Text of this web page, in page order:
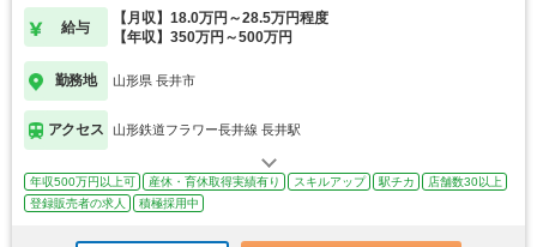
給与
【月収】18.0万円～28.5万円程度
【年収】350万円～500万円
勤務地 山形県 長井市
アクセス 山形鉄道フラワー長井線 長井駅
年収500万円以上可 産休・育休取得実績有り スキルアップ 駅チカ
店舗数30以上
登録販売者の求人
積極採用中